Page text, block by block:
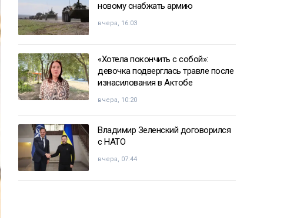
новому снабжать армию
вчера, 16:03
«Хотела покончить с собой»:
девочка подверглась травле после
изнасилования в Актобе
вчера, 10:20
Владимир Зеленский договорился
с НАТО
вчера, 07:44